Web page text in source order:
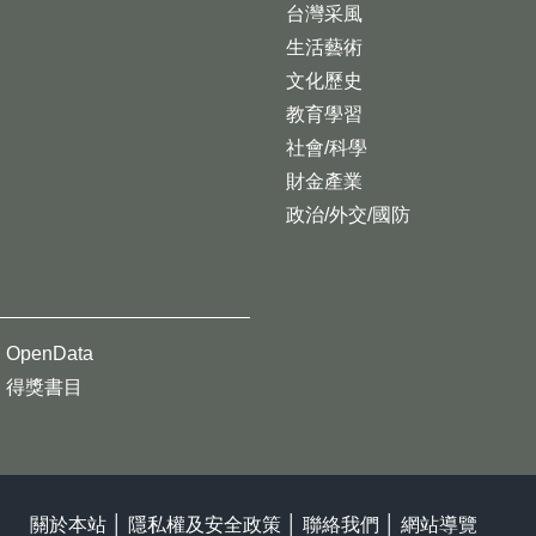
台灣采風
生活藝術
文化歷史
教育學習
社會/科學
財金產業
政治/外交/國防
OpenData
得獎書目
關於本站 隱私權及安全政策 聯絡我們 網站導覽